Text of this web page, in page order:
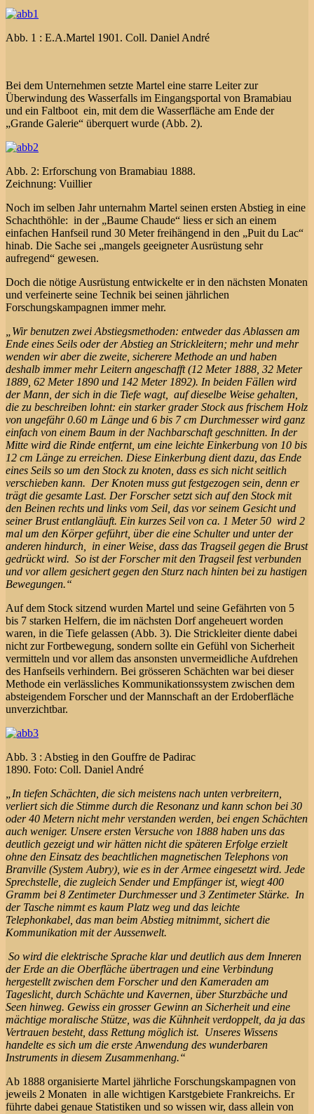
Abb. 1 : E.A.Martel 1901. Coll. Daniel André
Bei dem Unternehmen setzte Martel eine starre Leiter zur
Überwindung des Wasserfalls im Eingangsportal von Bramabiau
und ein Faltboot ein, mit dem die Wasserfläche am Ende der
„Grande Galerie“ überquert wurde (Abb. 2).
Abb. 2: Erforschung von Bramabiau 1888.
Zeichnung: Vuillier
Noch im selben Jahr unternahm Martel seinen ersten Abstieg in eine
Schachthöhle: in der „Baume Chaude“ liess er sich an einem
einfachen Hanfseil rund 30 Meter freihängend in den „Puit du Lac“
hinab. Die Sache sei „mangels geeigneter Ausrüstung sehr
aufregend“ gewesen.
Doch die nötige Ausrüstung entwickelte er in den nächsten Monaten
und verfeinerte seine Technik bei seinen jährlichen
Forschungskampagnen immer mehr.
„Wir benutzen zwei Abstiegsmethoden: entweder das Ablassen am
Ende eines Seils oder der Abstieg an Strickleitern; mehr und mehr
wenden wir aber die zweite, sicherere Methode an und haben
deshalb immer mehr Leitern angeschafft (12 Meter 1888, 32 Meter
1889, 62 Meter 1890 und 142 Meter 1892). In beiden Fällen wird
der Mann, der sich in die Tiefe wagt, auf dieselbe Weise gehalten,
die zu beschreiben lohnt: ein starker grader Stock aus frischem Holz
von ungefähr 0.60 m Länge und 6 bis 7 cm Durchmesser wird ganz
einfach von einem Baum in der Nachbarschaft geschnitten. In der
Mitte wird die Rinde entfernt, um eine leichte Einkerbung von 10 bis
12 cm Länge zu erreichen. Diese Einkerbung dient dazu, das Ende
eines Seils so um den Stock zu knoten, dass es sich nicht seitlich
verschieben kann. Der Knoten muss gut festgezogen sein, denn er
trägt die gesamte Last. Der Forscher setzt sich auf den Stock mit
den Beinen rechts und links vom Seil, das vor seinem Gesicht und
seiner Brust entlangläuft. Ein kurzes Seil von ca. 1 Meter 50 wird 2
mal um den Körper geführt, über die eine Schulter und unter der
anderen hindurch, in einer Weise, dass das Tragseil gegen die Brust
gedrückt wird. So ist der Forscher mit den Tragseil fest verbunden
und vor allem gesichert gegen den Sturz nach hinten bei zu hastigen
Bewegungen.“
Auf dem Stock sitzend wurden Martel und seine Gefährten von 5
bis 7 starken Helfern, die im nächsten Dorf angeheuert worden
waren, in die Tiefe gelassen (Abb. 3). Die Strickleiter diente dabei
nicht zur Fortbewegung, sondern sollte ein Gefühl von Sicherheit
vermitteln und vor allem das ansonsten unvermeidliche Aufdrehen
des Hanfseils verhindern. Bei grösseren Schächten war bei dieser
Methode ein verlässliches Kommunikationssystem zwischen dem
absteigendem Forscher und der Mannschaft an der Erdoberfläche
unverzichtbar.
Abb. 3 : Abstieg in den Gouffre de Padirac
1890. Foto: Coll. Daniel André
„In tiefen Schächten, die sich meistens nach unten verbreitern,
verliert sich die Stimme durch die Resonanz und kann schon bei 30
oder 40 Metern nicht mehr verstanden werden, bei engen Schächten
auch weniger. Unsere ersten Versuche von 1888 haben uns das
deutlich gezeigt und wir hätten nicht die späteren Erfolge erzielt
ohne den Einsatz des beachtlichen magnetischen Telephons von
Branville (System Aubry), wie es in der Armee eingesetzt wird. Jede
Sprechstelle, die zugleich Sender und Empfänger ist, wiegt 400
Gramm bei 8 Zentimeter Durchmesser und 3 Zentimeter Stärke. In
der Tasche nimmt es kaum Platz weg und das leichte
Telephonkabel, das man beim Abstieg mitnimmt, sichert die
Kommunikation mit der Aussenwelt.
So wird die elektrische Sprache klar und deutlich aus dem Inneren
der Erde an die Oberfläche übertragen und eine Verbindung
hergestellt zwischen dem Forscher und den Kameraden am
Tageslicht, durch Schächte und Kavernen, über Sturzbäche und
Seen hinweg. Gewiss ein grosser Gewinn an Sicherheit und eine
mächtige moralische Stütze, was die Kühnheit verdoppelt, da ja das
Vertrauen besteht, dass Rettung möglich ist. Unseres Wissens
handelte es sich um die erste Anwendung des wunderbaren
Instruments in diesem Zusammenhang.“
Ab 1888 organisierte Martel jährliche Forschungskampagnen von
jeweils 2 Monaten in alle wichtigen Karstgebiete Frankreichs. Er
führte dabei genaue Statistiken und so wissen wir, dass allein von